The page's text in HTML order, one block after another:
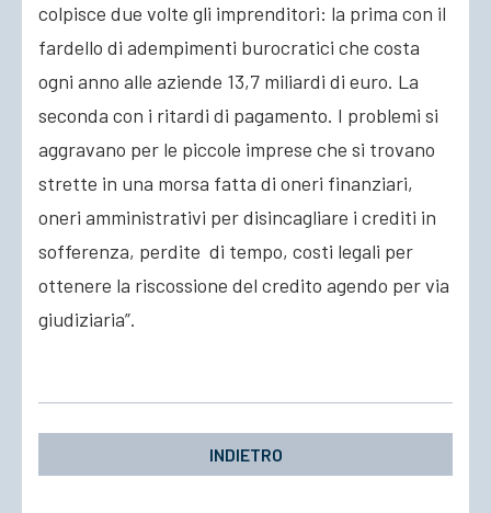
colpisce due volte gli imprenditori: la prima con il
fardello di adempimenti burocratici che costa
ogni anno alle aziende 13,7 miliardi di euro. La
seconda con i ritardi di pagamento. I problemi si
aggravano per le piccole imprese che si trovano
strette in una morsa fatta di oneri finanziari,
oneri amministrativi per disincagliare i crediti in
sofferenza, perdite di tempo, costi legali per
ottenere la riscossione del credito agendo per via
giudiziaria”.
INDIETRO